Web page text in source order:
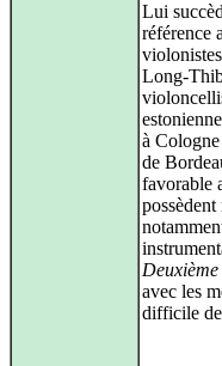
Lui
référence
Long-
à
de
favorable
avec les
difficile de